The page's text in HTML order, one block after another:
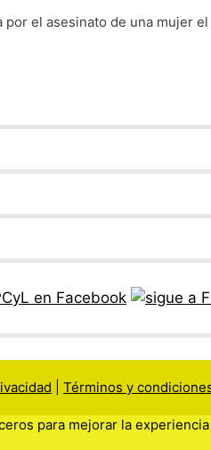
el asesinato de una mujer
Términos y
para mejorar la